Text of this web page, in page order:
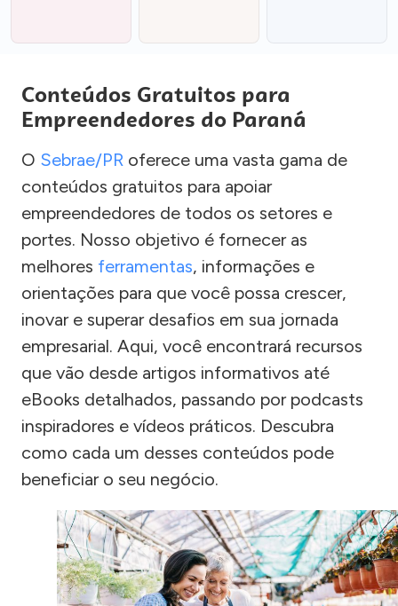
Conteúdos Gratuitos para
Empreendedores do Paraná
O Sebrae/PR oferece uma vasta gama de
conteúdos gratuitos para apoiar
empreendedores de todos os setores e
portes. Nosso objetivo é fornecer as
melhores ferramentas, informações e
orientações para que você possa crescer,
inovar e superar desafios em sua jornada
empresarial. Aqui, você encontrará recursos
que vão desde artigos informativos até
eBooks detalhados, passando por podcasts
inspiradores e vídeos práticos. Descubra
como cada um desses conteúdos pode
beneficiar o seu negócio.